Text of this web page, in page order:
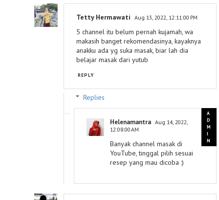
Tetty Hermawati Aug 13, 2022, 12:11:00 PM
5 channel itu belum pernah kujamah, wa
makasih banget rekomendasinya, kayaknya
anakku ada yg suka masak, biar lah dia
belajar masak dari yutub
REPLY
Replies
Helenamantra Aug 14, 2022,
12:08:00 AM
Banyak channel masak di
YouTube, tinggal pilih sesuai
resep yang mau dicoba :)